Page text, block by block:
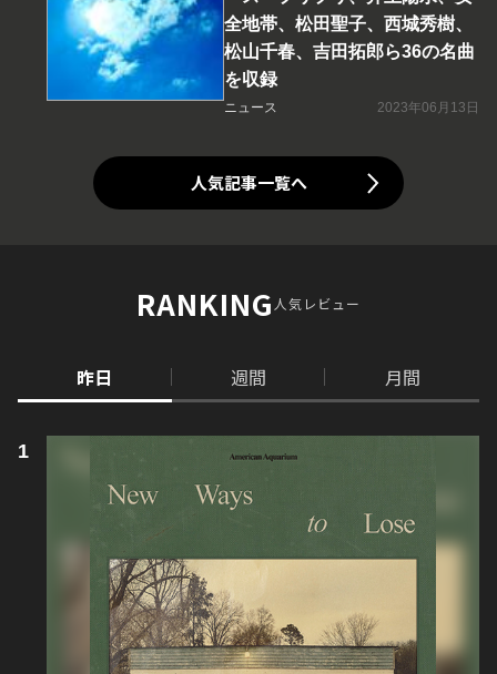
全地帯、松田聖子、西城秀樹、
松山千春、吉田拓郎ら36の名曲
を収録
ニュース 2023年06月13日
人気記事一覧へ
RANKING人気レビュー
昨日 週間 月間